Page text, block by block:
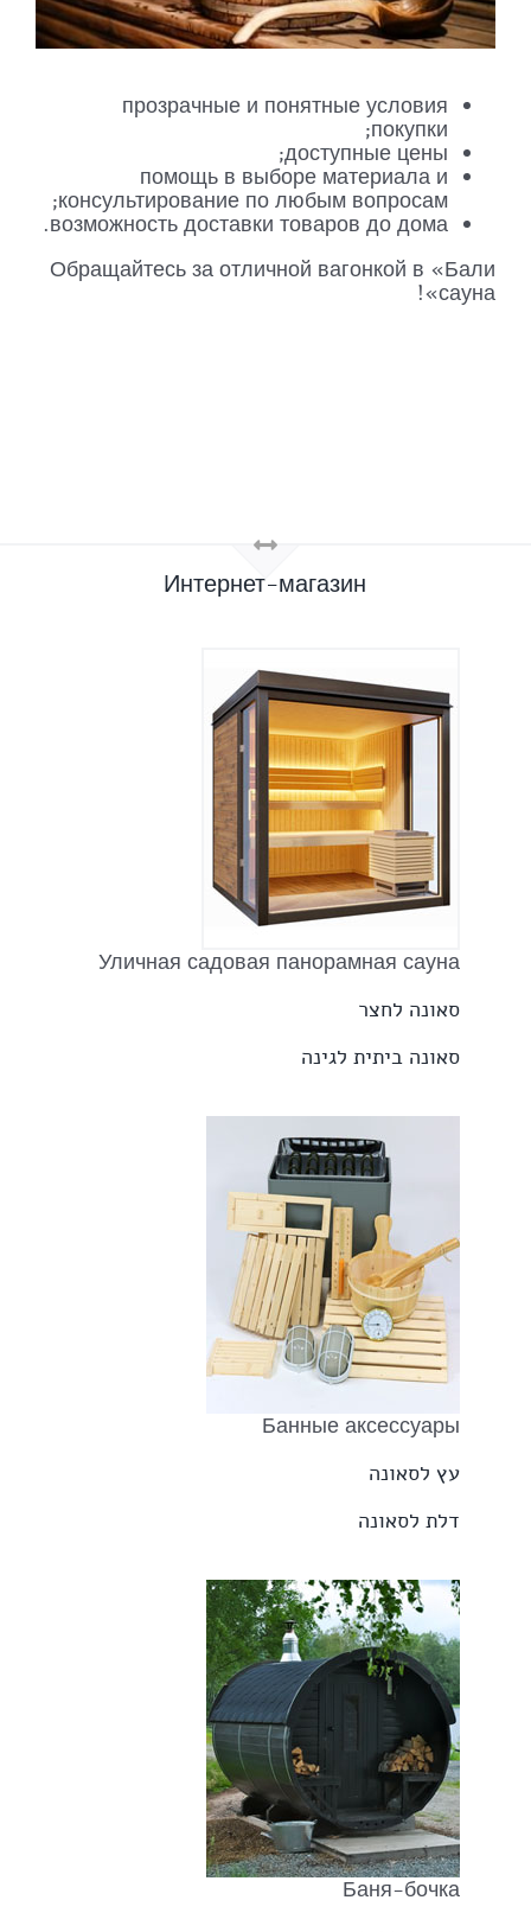
прозрачные и понятные условия
покупки;
доступные цены;
помощь в выборе материала и
консультирование по любым вопросам;
возможность доставки товаров до дома.
Обращайтесь за отличной вагонкой в «Бали
сауна»!
Интернет-магазин
Уличная садовая панорамная сауна
סאונה לחצר
סאונה ביתית לגינה
Банные аксессуары
עץ לסאונה
דלת לסאונה
Баня-бочка